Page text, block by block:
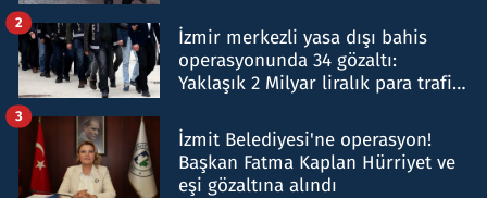
İzmir merkezli yasa dışı bahis
operasyonunda 34 gözaltı:
Yaklaşık 2 Milyar liralık para trafiği
2
İzmit Belediyesi'ne operasyon!
Başkan Fatma Kaplan Hürriyet ve
eşi gözaltına alındı
3